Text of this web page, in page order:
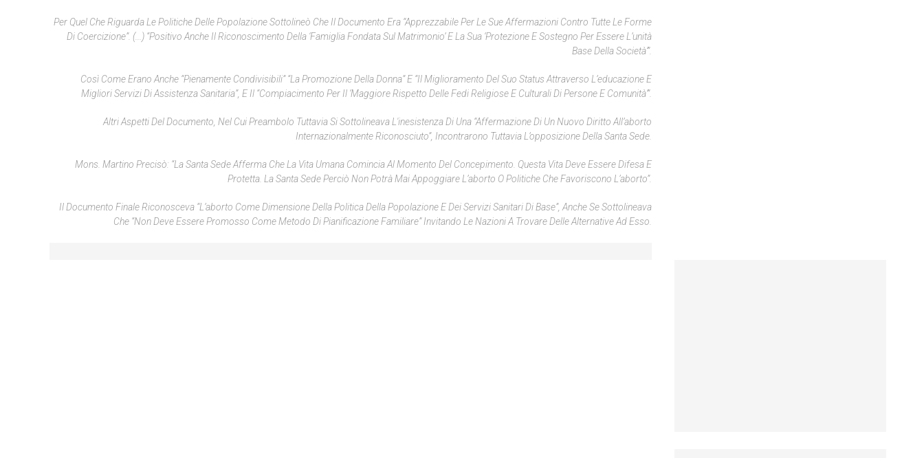
Per Quel Che Riguarda Le Politiche Delle Popolazione Sottolineò Che Il Documento Era “apprezzabile Per Le Sue Affermazioni Contro Tutte Le Forme
Di Coercizione”. (...) “Positivo Anche Il Riconoscimento Della ‘famiglia Fondata Sul Matrimonio’ E La Sua ‘protezione E Sostegno Per Essere L’unità
Base Della Società’”.
Così Come Erano Anche “pienamente Condivisibili” “la Promozione Della Donna” E “il Miglioramento Del Suo Status Attraverso L’educazione E
Migliori Servizi Di Assistenza Sanitaria”, E Il “compiacimento Per Il ‘maggiore Rispetto Delle Fedi Religiose E Culturali Di Persone E Comunità’”.
Altri Aspetti Del Documento, Nel Cui Preambolo Tuttavia Si Sottolineava L'inesistenza Di Una “affermazione Di Un Nuovo Diritto All’aborto
Internazionalmente Riconosciuto”, Incontrarono Tuttavia L’opposizione Della Santa Sede.
Mons. Martino Precisò: “La Santa Sede Afferma Che La Vita Umana Comincia Al Momento Del Concepimento. Questa Vita Deve Essere Difesa E
Protetta. La Santa Sede Perciò Non Potrà Mai Appoggiare L’aborto O Politiche Che Favoriscono L’aborto”.
Il Documento Finale Riconosceva “l’aborto Come Dimensione Della Politica Della Popolazione E Dei Servizi Sanitari Di Base”, Anche Se Sottolineava
Che “non Deve Essere Promosso Come Metodo Di Pianificazione Familiare” Invitando Le Nazioni A Trovare Delle Alternative Ad Esso.